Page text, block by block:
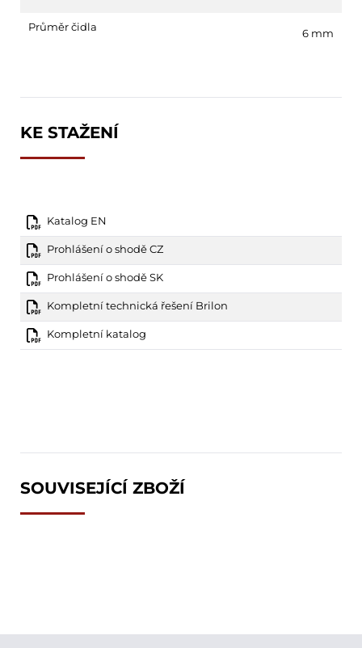
Průměr čidla 6 mm
KE STAŽENÍ
Katalog EN
Prohlášení o shodě CZ
Prohlášení o shodě SK
Kompletní technická řešení Brilon
Kompletní katalog
SOUVISEJÍCÍ ZBOŽÍ